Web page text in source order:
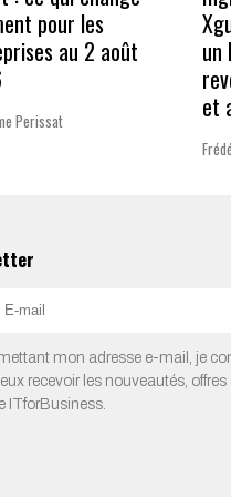
pour les
au 2 août
Perissat
un
et
mon adresse e-mail, je
recevoir les nouveautés, offres
ITforBusiness.